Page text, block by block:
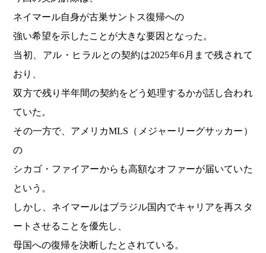
ネイマール自身が古巣サントス復帰への
強い希望を示したことが大きな要因となった。
当初、アル・ヒラルとの契約は2025年6月まで残されて
おり、
双方で残り半年間の契約をどう処理するかが話し合われ
ていた。
その一方で、アメリカMLS（メジャーリーグサッカー）
の
シカゴ・ファイアーからも高額なオファーが届いていた
という。
しかし、ネイマールはブラジル国内でキャリアを再スタ
ートさせることを優先し、
母国への復帰を決断したとされている。